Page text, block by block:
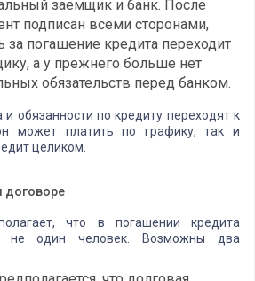
заемщик и банк. После
подписан всеми сторонами,
за погашение кредита переходит
а у прежнего больше нет
обязательств перед банком.
и обязанности по кредиту переходят к
может платить по графику, так и
целиком.
договоре
что в погашении кредита
не один человек. Возможны два